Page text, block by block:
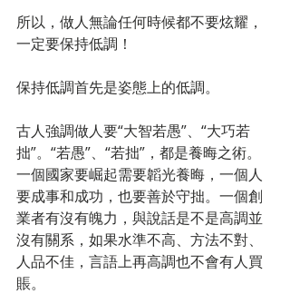
所以，做人無論任何時候都不要炫耀，
一定要保持低調！
保持低調首先是姿態上的低調。
古人強調做人要“大智若愚”、“大巧若
拙”。“若愚”、“若拙”，都是養晦之術。
一個國家要崛起需要韜光養晦，一個人
要成事和成功，也要善於守拙。一個創
業者有沒有魄力，與說話是不是高調並
沒有關系，如果水準不高、方法不對、
人品不佳，言語上再高調也不會有人買
賬。